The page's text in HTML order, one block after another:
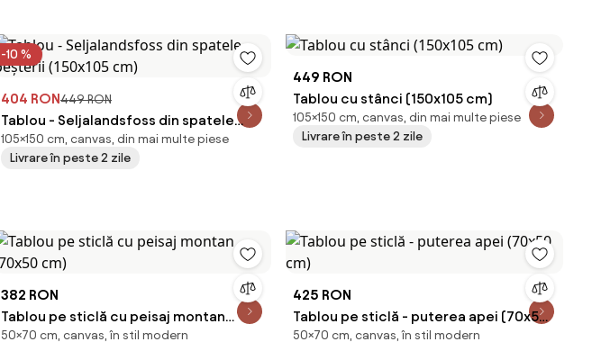
-10 %
404 RON449 RON
Tablou - Seljalandsfoss din spatele
peșterii (150x105 cm)
105×150 cm, canvas, din mai multe piese
Livrare în peste 2 zile
449 RON
Tablou cu stânci (150x105 cm)
105×150 cm, canvas, din mai multe piese
Livrare în peste 2 zile
382 RON
Tablou pe sticlă cu peisaj montan
(70x50 cm)
50×70 cm, canvas, în stil modern
425 RON
Tablou pe sticlă - puterea apei (70x50
cm)
50×70 cm, canvas, în stil modern